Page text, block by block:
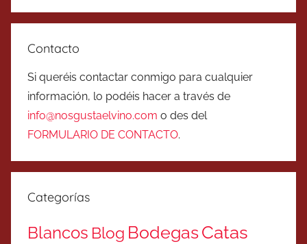
Contacto
Si queréis contactar conmigo para cualquier
información, lo podéis hacer a través de
info@nosgustaelvino.com o des del
FORMULARIO DE CONTACTO.
Categorías
Blancos Blog BodegasCatas